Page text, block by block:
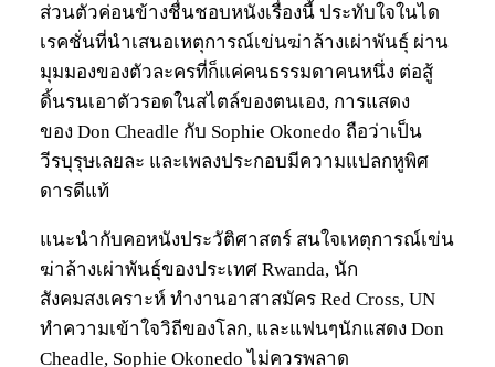
ส่วนตัวค่อนข้างชื่นชอบหนังเรื่องนี้ ประทับใจในได
เรคชั่นที่นำเสนอเหตุการณ์เข่นฆ่าล้างเผ่าพันธุ์ ผ่าน
มุมมองของตัวละครที่ก็แค่คนธรรมดาคนหนึ่ง ต่อสู้
ดิ้นรนเอาตัวรอดในสไตล์ของตนเอง, การแสดง
ของ Don Cheadle กับ Sophie Okonedo ถือว่าเป็น
วีรบุรุษเลยละ และเพลงประกอบมีความแปลกหูพิศ
ดารดีแท้
แนะนำกับคอหนังประวัติศาสตร์ สนใจเหตุการณ์เข่น
ฆ่าล้างเผ่าพันธุ์ของประเทศ Rwanda, นัก
สังคมสงเคราะห์ ทำงานอาสาสมัคร Red Cross, UN
ทำความเข้าใจวิถีของโลก, และแฟนๆนักแสดง Don
Cheadle, Sophie Okonedo ไม่ควรพลาด